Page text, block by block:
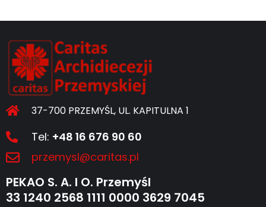
37-700 PRZEMYŚL, UL. KAPITULNA 1
Tel: +48 16 676 90 60
przemysl@caritas.pl
PEKAO S. A. I O. Przemyśl
33 1240 2568 1111 0000 3629 7045